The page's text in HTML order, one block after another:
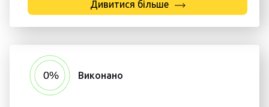
Дивитися більше
Виконано